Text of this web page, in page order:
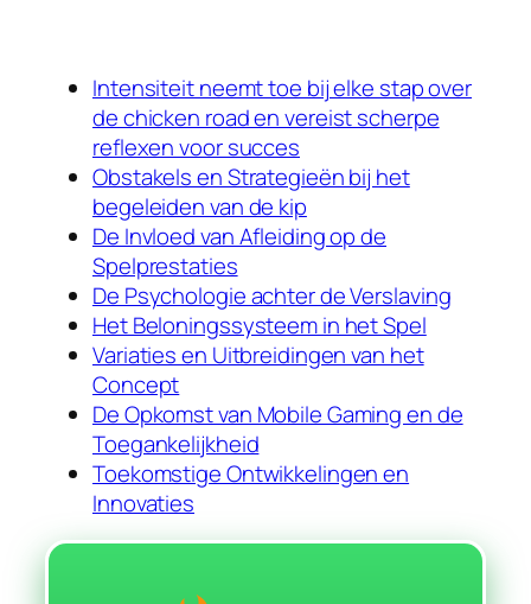
Intensiteit neemt toe bij elke stap over
de chicken road en vereist scherpe
reflexen voor succes
Obstakels en Strategieën bij het
begeleiden van de kip
De Invloed van Afleiding op de
Spelprestaties
De Psychologie achter de Verslaving
Het Beloningssysteem in het Spel
Variaties en Uitbreidingen van het
Concept
De Opkomst van Mobile Gaming en de
Toegankelijkheid
Toekomstige Ontwikkelingen en
Innovaties